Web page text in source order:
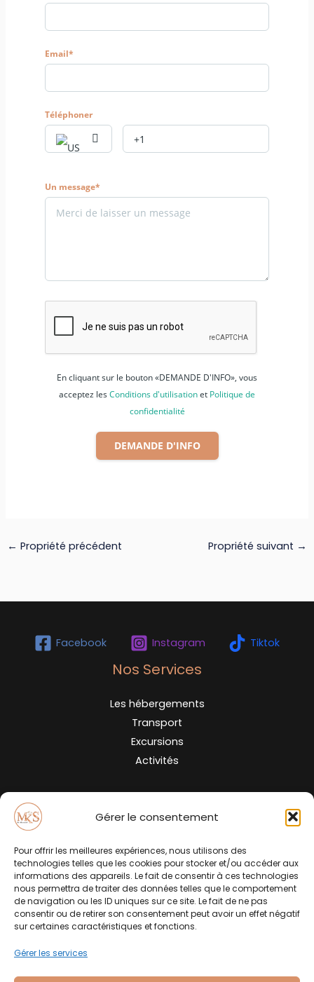
Gérer le consentement
Pour offrir les meilleures expériences, nous utilisons des
technologies telles que les cookies pour stocker et/ou accéder aux
informations des appareils. Le fait de consentir à ces technologies
nous permettra de traiter des données telles que le comportement
de navigation ou les ID uniques sur ce site. Le fait de ne pas
consentir ou de retirer son consentement peut avoir un effet négatif
sur certaines caractéristiques et fonctions.
Gérer les services
Email*
Téléphoner
Un message*
En cliquant sur le bouton «DEMANDE D'INFO», vous
acceptez les Conditions d'utilisationet Politique de
confidentialité
DEMANDE D'INFO
← Propriété précédent Propriété suivant →
Facebook Instagram Tiktok
Nos Services
Les hébergements
Transport
Excursions
Activités
Contact
+(212) 629 004 988
contact@mksinmarrakech.com
Liens Rapides
Politique de cookies (UE)